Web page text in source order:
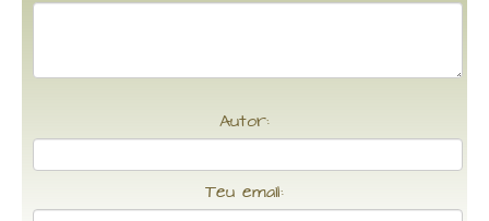
Autor:
Teu email: